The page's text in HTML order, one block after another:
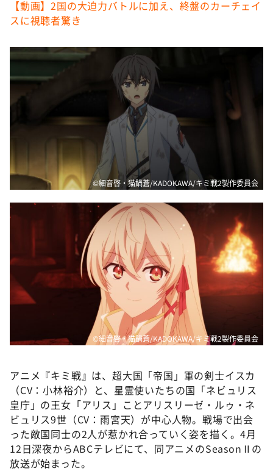
【動画】2国の大迫力バトルに加え、終盤のカーチェイ
スに視聴者驚き
©細音啓・猫鍋蒼/KADOKAWA/キミ戦2製作委員会
©細音啓・猫鍋蒼/KADOKAWA/キミ戦2製作委員会
アニメ『キミ戦』は、超大国「帝国」軍の剣士イスカ
（CV：小林裕介）と、星霊使いたちの国「ネビュリス
皇庁」の王女「アリス」ことアリスリーゼ・ルゥ・ネ
ビュリス9世（CV：雨宮天）が中心人物。戦場で出会
った敵国同士の2人が惹かれ合っていく姿を描く。4月
12日深夜からABCテレビにて、同アニメのSeasonⅡの
放送が始まった。